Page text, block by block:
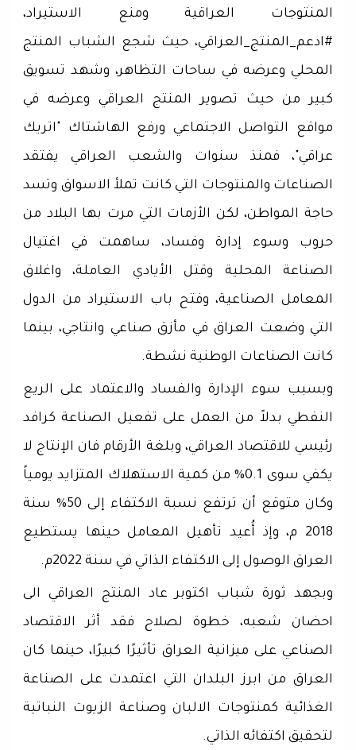
المنتوجات العراقية ومنع الاستيراد،
#ادعم_المنتج_العراقي، حيث شجع الشباب المنتج
المحلي وعرضه في ساحات التظاهر، وشهد تسويق
كبير من حيث تصوير المنتج العراقي وعرضه في
مواقع التواصل الاجتماعي ورفع الهاشتاك "اتريك
عراقي"، فمنذ سنوات والشعب العراقي يفتقد
الصناعات والمنتوجات التي كانت تملأ الاسواق وتسد
حاجة المواطن، لكن الأزمات التي مرت بها البلاد من
حروب وسوء إدارة وفساد، ساهمت في اغتيال
الصناعة المحلية وقتل الأيادي العاملة، واغلاق
المعامل الصناعية، وفتح باب الاستيراد من الدول
التي وضعت العراق في مأزق صناعي وانتاجي، بينما
كانت الصناعات الوطنية نشطة.
وبسبب سوء الإدارة والفساد والاعتماد على الريع
النفطي بدلاً من العمل على تفعيل الصناعة كرافد
رئيسي للاقتصاد العراقي، وبلغة الأرقام فان الإنتاج لا
يكفي سوى 0.1% من كمية الاستهلاك المتزايد يومياً
وكان متوقع أن ترتفع نسبة الاكتفاء إلى 50% سنة
2018 م، وإذ أُعيد تأهيل المعامل حينها يستطيع
العراق الوصول إلى الاكتفاء الذاتي في سنة 2022م.
وبجهد ثورة شباب اكتوبر عاد المنتج العراقي الى
احضان شعبه، خطوة لصلاح فقد أثر الاقتصاد
الصناعي على ميزانية العراق تأثيرًا كبيرًا، حينما كان
العراق من ابرز البلدان التي اعتمدت على الصناعة
الغذائية كمنتوجات الالبان وصناعة الزيوت النباتية
لتحقيق اكتفائه الذاتي.